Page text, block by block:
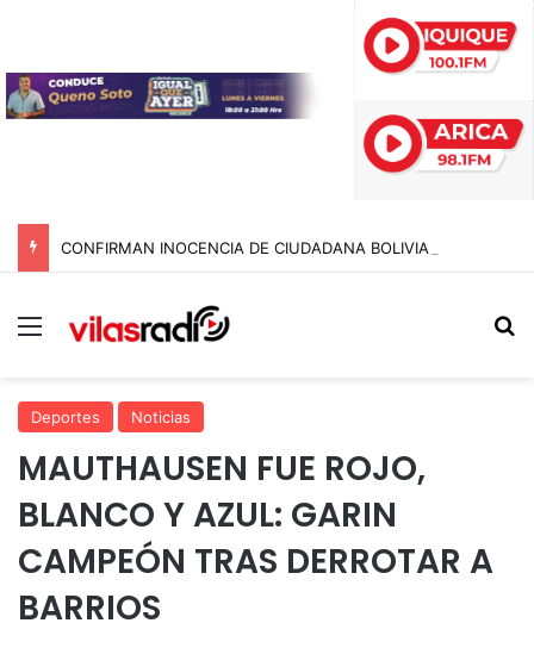
Menú
Deportes Noticias
MAUTHAUSEN FUE ROJO,
BLANCO Y AZUL: GARIN
CAMPEÓN TRAS DERROTAR A
BARRIOS